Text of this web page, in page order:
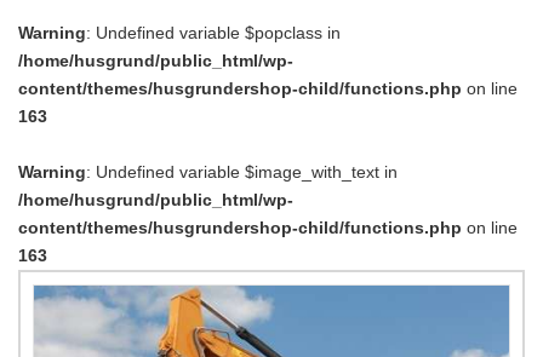
Warning: Undefined variable $popclass in
/home/husgrund/public_html/wp-
content/themes/husgrundershop-child/functions.php on line
163
Warning: Undefined variable $image_with_text in
/home/husgrund/public_html/wp-
content/themes/husgrundershop-child/functions.php on line
163